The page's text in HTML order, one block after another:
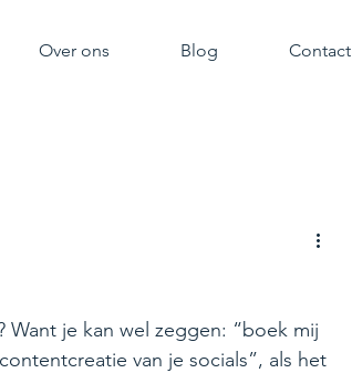
Over ons Blog Contact
Want je kan wel zeggen: “boek mij
van je socials”, als het